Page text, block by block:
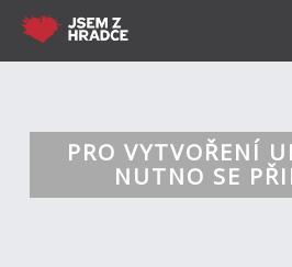
PRO VYTVOŘENÍ
NUTNO SE